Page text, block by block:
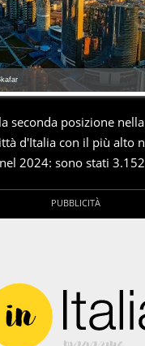
seconda posizione
d'Italia con il più alto
2024: sono stati